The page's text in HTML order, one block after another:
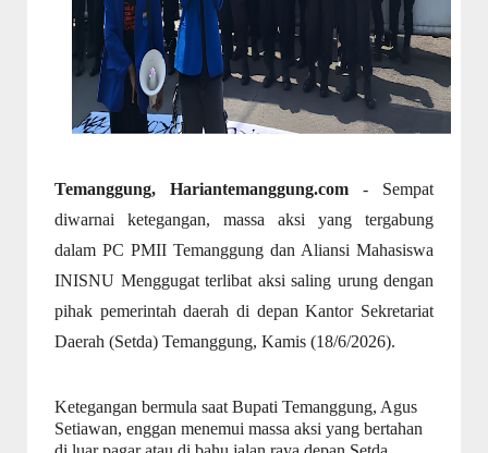
Temanggung, Hariantemanggung.com - Sempat
diwarnai ketegangan, massa aksi yang tergabung
dalam PC PMII Temanggung dan Aliansi Mahasiswa
INISNU Menggugat terlibat aksi saling urung dengan
pihak pemerintah daerah di depan Kantor Sekretariat
Daerah (Setda) Temanggung, Kamis (18/6/2026).
Ketegangan bermula saat Bupati Temanggung, Agus
Setiawan, enggan menemui massa aksi yang bertahan